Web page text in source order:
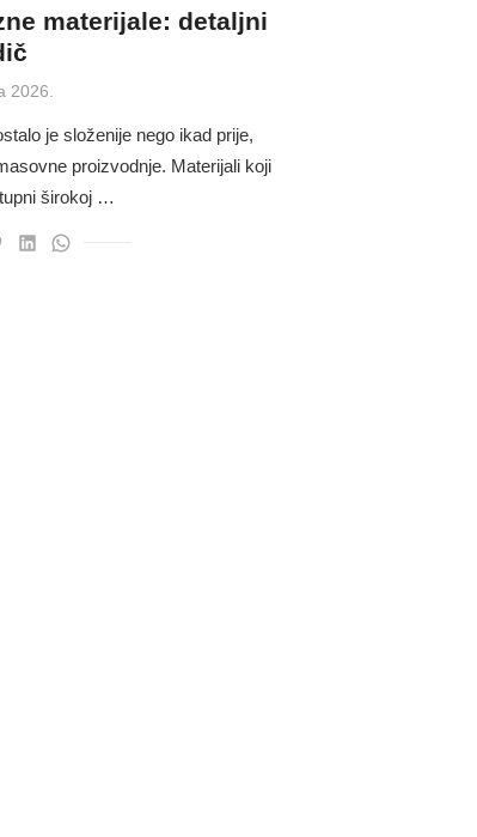
materijale: detaljni
2026.
je složenije nego ikad prije,
proizvodnje. Materijali koji
širokoj …